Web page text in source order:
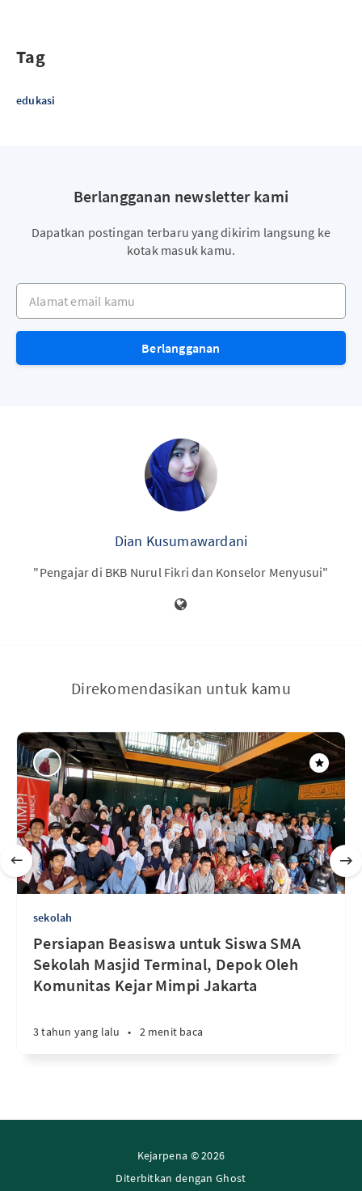
Tag
edukasi
Berlangganan newsletter kami
Dapatkan postingan terbaru yang dikirim langsung ke
kotak masuk kamu.
Alamat email kamu
Berlangganan
Dian Kusumawardani
"Pengajar di BKB Nurul Fikri dan Konselor Menyusui"
Direkomendasikan untuk kamu
sekolah
Persiapan Beasiswa untuk Siswa SMA
Sekolah Masjid Terminal, Depok Oleh
Komunitas Kejar Mimpi Jakarta
3 tahun yang lalu • 2 menit baca
Kejarpena © 2026
Diterbitkan denganGhost